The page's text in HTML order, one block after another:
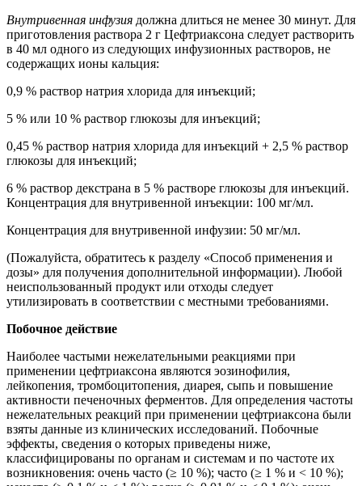
Внутривенная инфузия должна длиться не менее 30 минут. Для
приготовления раствора 2 г Цефтриаксона следует растворить
в 40 мл одного из следующих инфузионных растворов, не
содержащих ионы кальция:
0,9 % раствор натрия хлорида для инъекций;
5 % или 10 % раствор глюкозы для инъекций;
0,45 % раствор натрия хлорида для инъекций + 2,5 % раствор
глюкозы для инъекций;
6 % раствор декстрана в 5 % растворе глюкозы для инъекций.
Концентрация для внутривенной инъекции: 100 мг/мл.
Концентрация для внутривенной инфузии: 50 мг/мл.
(Пожалуйста, обратитесь к разделу «Способ применения и
дозы» для получения дополнительной информации). Любой
неиспользованный продукт или отходы следует
утилизировать в соответствии с местными требованиями.
Побочное действие
Наиболее частыми нежелательными реакциями при
применении цефтриаксона являются эозинофилия,
лейкопения, тромбоцитопения, диарея, сыпь и повышение
активности печеночных ферментов. Для определения частоты
нежелательных реакций при применении цефтриаксона были
взяты данные из клинических исследований. Побочные
эффекты, сведения о которых приведены ниже,
классифицированы по органам и системам и по частоте их
возникновения: очень часто (≥ 10 %); часто (≥ 1 % и < 10 %);